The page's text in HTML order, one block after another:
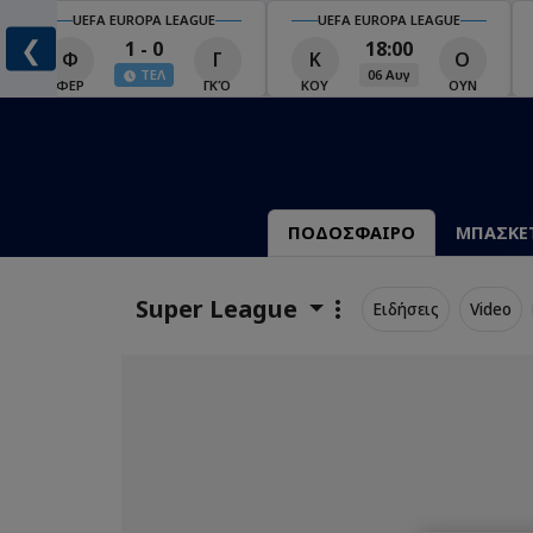
❮
UEFA EUROPA LEAGUE
Φ
ΦΕΡ
1 - 0
ΤΕΛ
Γ
ΓΚΌ
UEFA EUROPA LEAGUE
Κ
ΚΟΥ
18:00
06 Αυγ
Ο
ΟΥΝ
ΠΟΔΟΣΦΑΙΡΟ
Super League Ειδήσεις Video